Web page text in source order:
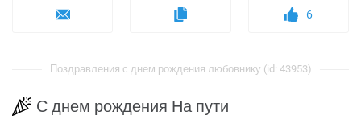
6
Поздравления с днем рождения любовнику (id: 43953)
С днем рождения На пути